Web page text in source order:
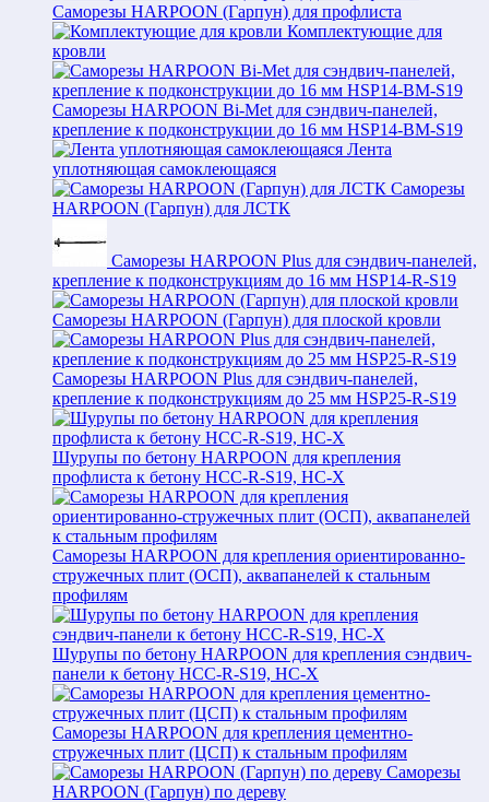
Саморезы HARPOON (Гарпун) для профлиста
Комплектующие для
кровли
Саморезы HARPOON Bi-Met для сэндвич-панелей,
крепление к подконструкции до 16 мм HSP14-BM-S19
Лента
уплотняющая самоклеющаяся
Саморезы
HARPOON (Гарпун) для ЛСТК
Саморезы HARPOON Plus для сэндвич-панелей,
крепление к подконструкциям до 16 мм HSP14-R-S19
Саморезы HARPOON (Гарпун) для плоской кровли
Саморезы HARPOON Plus для сэндвич-панелей,
крепление к подконструкциям до 25 мм HSP25-R-S19
Шурупы по бетону HARPOON для крепления
профлиста к бетону HCC-R-S19, HC-X
Саморезы HARPOON для крепления ориентированно-
стружечных плит (ОСП), аквапанелей к стальным
профилям
Шурупы по бетону HARPOON для крепления сэндвич-
панели к бетону HCC-R-S19, HC-X
Саморезы HARPOON для крепления цементно-
стружечных плит (ЦСП) к стальным профилям
Саморезы
HARPOON (Гарпун) по дереву